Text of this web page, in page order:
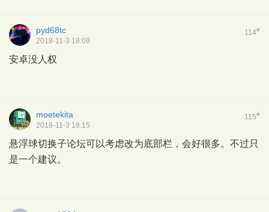
114#
pyd68tc
2018-11-3 18:09
安卓没人权
115#
moetekita
2018-11-3 18:15
悬浮球切换子论坛可以考虑改为底部栏，会好很多。不过只
是一个建议。